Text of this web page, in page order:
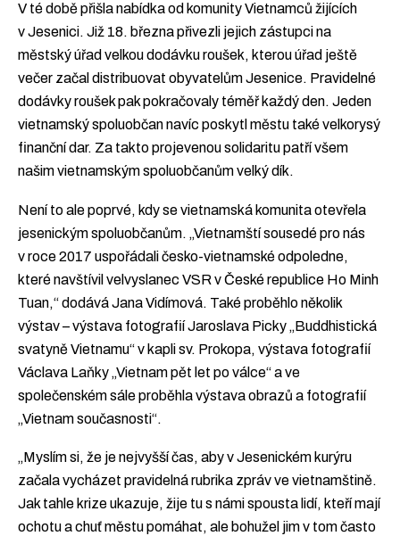
V té době přišla nabídka od komunity Vietnamců žijících
v Jesenici. Již 18. března přivezli jejich zástupci na
městský úřad velkou dodávku roušek, kterou úřad ještě
večer začal distribuovat obyvatelům Jesenice. Pravidelné
dodávky roušek pak pokračovaly téměř každý den. Jeden
vietnamský spoluobčan navíc poskytl městu také velkorysý
finanční dar. Za takto projevenou solidaritu patří všem
našim vietnamským spoluobčanům velký dík.
Není to ale poprvé, kdy se vietnamská komunita otevřela
jesenickým spoluobčanům. „Vietnamští sousedé pro nás
v roce 2017 uspořádali česko-vietnamské odpoledne,
které navštívil velvyslanec VSR v České republice Ho Minh
Tuan,“ dodává Jana Vidímová. Také proběhlo několik
výstav – výstava fotografií Jaroslava Picky „Buddhistická
svatyně Vietnamu“ v kapli sv. Prokopa, výstava fotografií
Václava Laňky „Vietnam pět let po válce“ a ve
společenském sále proběhla výstava obrazů a fotografií
„Vietnam současnosti“.
„Myslím si, že je nejvyšší čas, aby v Jesenickém kurýru
začala vycházet pravidelná rubrika zpráv ve vietnamštině.
Jak tahle krize ukazuje, žije tu s námi spousta lidí, kteří mají
ochotu a chuť městu pomáhat, ale bohužel jim v tom často